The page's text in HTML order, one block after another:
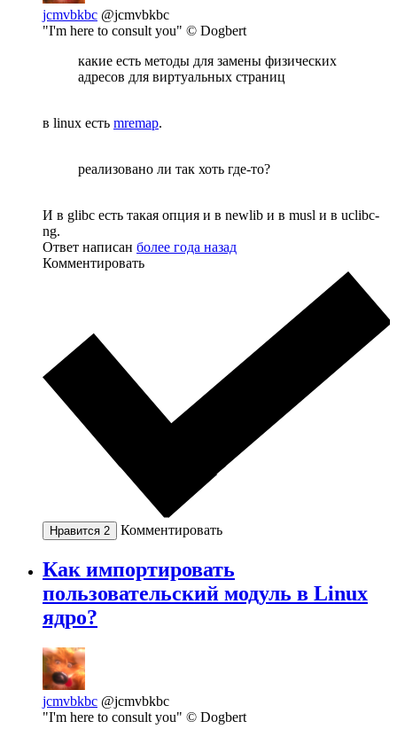
jcmvbkbc @jcmvbkbc
"I'm here to consult you" © Dogbert
какие есть методы для замены физических
адресов для виртуальных страниц
в linux есть mremap.
реализовано ли так хоть где-то?
И в glibc есть такая опция и в newlib и в musl и в uclibc-
ng.
Ответ написан более года назад
Комментировать
Нравится 2 Комментировать
Как импортировать
пользовательский модуль в Linux
ядро?
jcmvbkbc @jcmvbkbc
"I'm here to consult you" © Dogbert